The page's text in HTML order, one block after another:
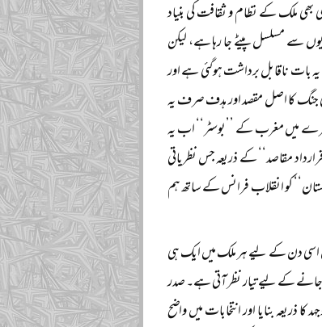
ملک کے نظام و ثقافت کی بنیاد
سے مسلسل پیٹے جا رہا ہے، لیکن
بات ناقابل برداشت ہوگئی ہے اور
جنگ کا اصل مقصد اور ہدف صرف یہ
میں مغرب کے ’’بوسٹر‘‘ اب یہ
مقاصد‘‘ کے ذریعہ جس نظریاتی
کو انقلاب فرانس کے ساتھ ہم
اسی دن کے لیے ہر ملک میں ایک ہی
جانے کے لیے تیار نظر آتی ہے۔ صدر
بنایا اور انتخابات میں واضح